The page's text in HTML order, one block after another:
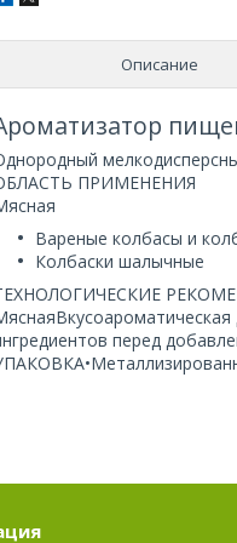
Описание
ПРИМЕНЕНИЯ
Вареные колбасы и
Колбаски шалычные
перед